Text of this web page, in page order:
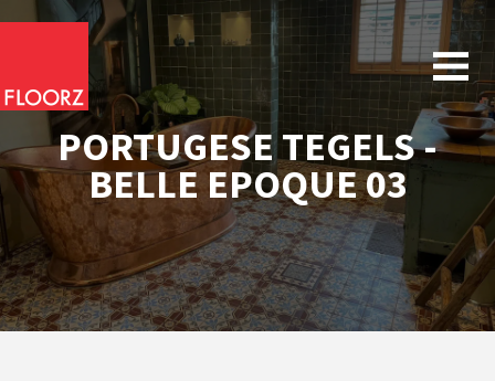
PORTUGESE TEGELS -
BELLE EPOQUE 03